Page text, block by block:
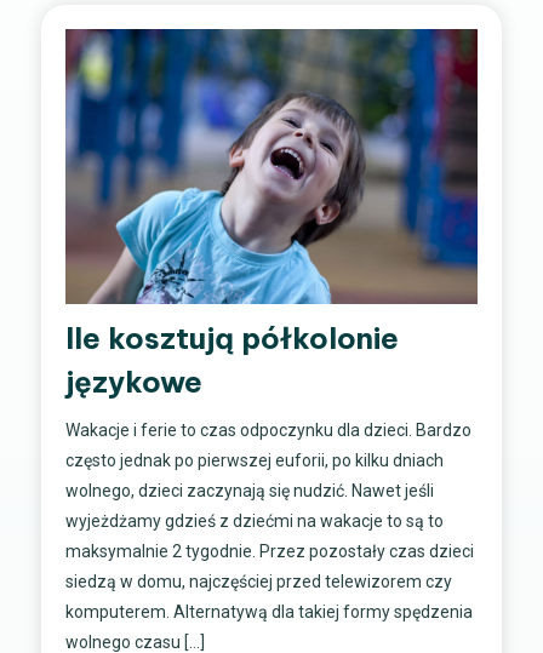
Ile kosztują półkolonie
językowe
Wakacje i ferie to czas odpoczynku dla dzieci. Bardzo
często jednak po pierwszej euforii, po kilku dniach
wolnego, dzieci zaczynają się nudzić. Nawet jeśli
wyjeżdżamy gdzieś z dziećmi na wakacje to są to
maksymalnie 2 tygodnie. Przez pozostały czas dzieci
siedzą w domu, najczęściej przed telewizorem czy
komputerem. Alternatywą dla takiej formy spędzenia
wolnego czasu […]